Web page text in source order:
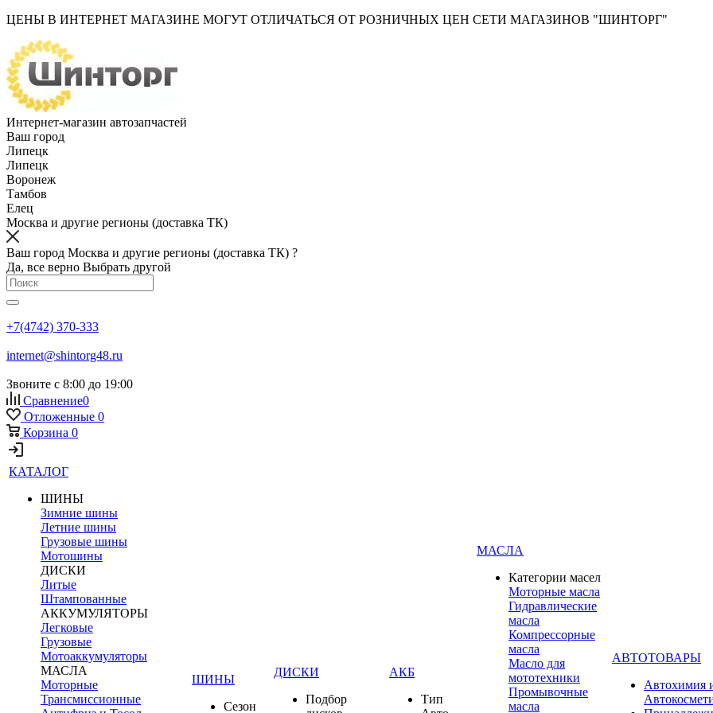
ЦЕНЫ В ИНТЕРНЕТ МАГАЗИНЕ МОГУТ ОТЛИЧАТЬСЯ ОТ РОЗНИЧНЫХ ЦЕН СЕТИ МАГАЗИНОВ "ШИНТОРГ"
Интернет-магазин автозапчастей
Ваш город
Липецк
Липецк
Воронеж
Тамбов
Елец
Москва и другие регионы (доставка ТК)
Ваш город Москва и другие регионы (доставка ТК) ?
Да, все верно Выбрать другой
+7(4742) 370-333
internet@shintorg48.ru
Звоните с 8:00 до 19:00
Сравнение0
Отложенные 0
Корзина 0
КАТАЛОГ
ШИНЫ
Зимние шины
Летние шины
Грузовые шины
Мотошины
ДИСКИ
Литые
Штампованные
АККУМУЛЯТОРЫ
Легковые
Грузовые
Мотоаккумуляторы
МАСЛА
Моторные
Трансмиссионные
ШИНЫ
Сезон
ДИСКИ
Подбор
АКБ
Тип
МАСЛА
Категории масел
Моторные масла
Гидравлические
масла
Компрессорные
масла
Масло для
мототехники
Промывочные
масла
АВТОТОВАРЫ
Автохимия